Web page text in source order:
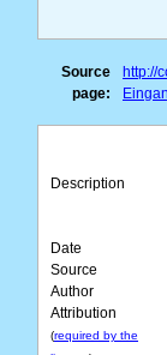
Source
page:
http://
Description
Date
Source
Author
Attribution
(required by the